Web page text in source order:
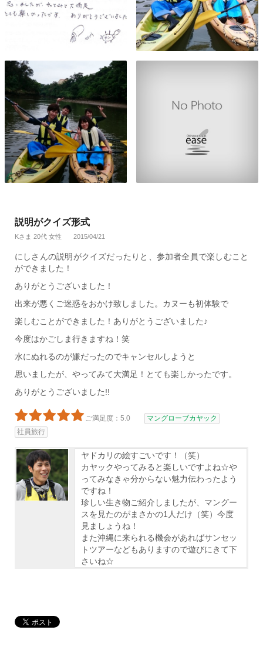
説明がクイズ形式
Kさま 20代 女性 2015/04/21
にしさんの説明がクイズだったりと、参加者全員で楽しむこと
ができました！
ありがとうございました！
出来が悪くご迷惑をおかけ致しました。カヌーも初体験で
楽しむことができました！ありがとうございました♪
今度はかごしま行きますね！笑
水にぬれるのが嫌だったのでキャンセルしようと
思いましたが、やってみて大満足！とても楽しかったです。
ありがとうございました!!
ご満足度：5.0
マングローブカヤック
社員旅行
ヤドカリの絵すごいです！（笑）
カヤックやってみると楽しいですよね☆や
ってみなきゃ分からない魅力伝わったよう
ですね！
珍しい生き物ご紹介しましたが、マングー
スを見たのがまさかの1人だけ（笑）今度
見ましょうね！
また沖縄に来られる機会があればサンセッ
トツアーなどもありますので遊びにきて下
さいね☆